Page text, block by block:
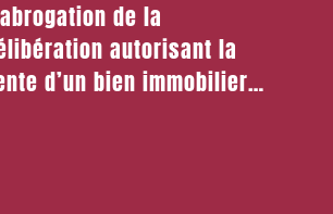
de la
autorisant la
d’un bien immobilier